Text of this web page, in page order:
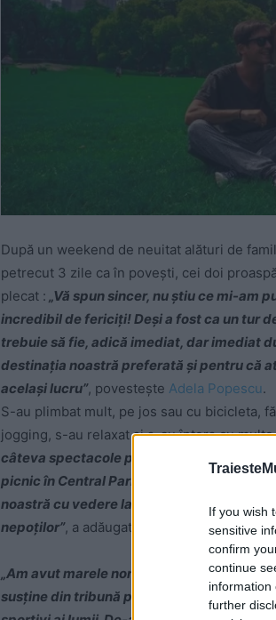
If you wish
sensitive
confirm
continue
information
further
După un weekend de neuitat alături de
petrecut 3 zile ca în poveşti, cei doi
plecat : „Vă spun sincer, nu ştiu ce mi-am
incredibil de fericiţi! Deşi a fost ca un tur
trebuie să fie, adică imediat, dar imediat
destinaţia noastră preferată şi pentru că
acelaşi lucru”, povesteşte Adela Popescu.
S-au plimbat mult, pe jos sau cu bicicleta,
jogging, s-au relaxat şi s-au întors cu
câteva spectacole pe Broadway, Mamma
picnic în Central Park, am fost la US
noastră cu vedere la Central Park ne-a
nepoţilor”, a adăugat Adela Popescu pe
„Am avut marele noroc să fim în New
susţine din tribună pe Simona Halep. A